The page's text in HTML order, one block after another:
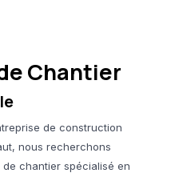
Chantier
de construction
nous recherchons
chantier spécialisé en